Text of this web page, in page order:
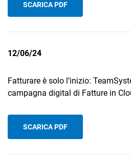
SCARICA PDF
12/06/24
Fatturare è solo l’inizio:
campagna digital di Fatture in
SCARICA PDF